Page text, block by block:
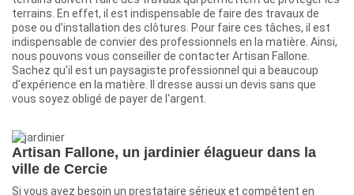
terrains. En effet, il est indispensable de faire des travaux de
pose ou d'installation des clôtures. Pour faire ces tâches, il est
indispensable de convier des professionnels en la matière. Ainsi,
nous pouvons vous conseiller de contacter Artisan Fallone.
Sachez qu'il est un paysagiste professionnel qui a beaucoup
d'expérience en la matière. Il dresse aussi un devis sans que
vous soyez obligé de payer de l'argent.
Artisan Fallone, un jardinier élagueur dans la
ville de Cercie
Si vous avez besoin un prestataire sérieux et compétent en